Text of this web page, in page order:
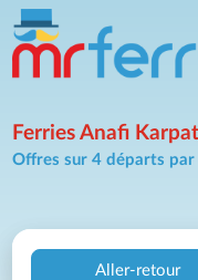
Ferries Anafi
Offres sur 4 départs par
Aller-retour